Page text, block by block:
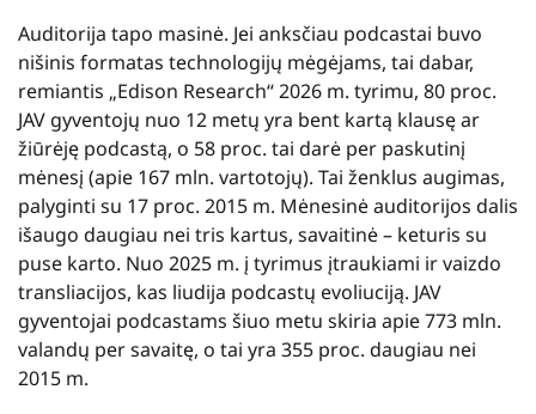
Auditorija tapo masinė. Jei anksčiau podcastai buvo
nišinis formatas technologijų mėgėjams, tai dabar,
remiantis „Edison Research“ 2026 m. tyrimu, 80 proc.
JAV gyventojų nuo 12 metų yra bent kartą klausę ar
žiūrėję podcastą, o 58 proc. tai darė per paskutinį
mėnesį (apie 167 mln. vartotojų). Tai ženklus augimas,
palyginti su 17 proc. 2015 m. Mėnesinė auditorijos dalis
išaugo daugiau nei tris kartus, savaitinė – keturis su
puse karto. Nuo 2025 m. į tyrimus įtraukiami ir vaizdo
transliacijos, kas liudija podcastų evoliuciją. JAV
gyventojai podcastams šiuo metu skiria apie 773 mln.
valandų per savaitę, o tai yra 355 proc. daugiau nei
2015 m.